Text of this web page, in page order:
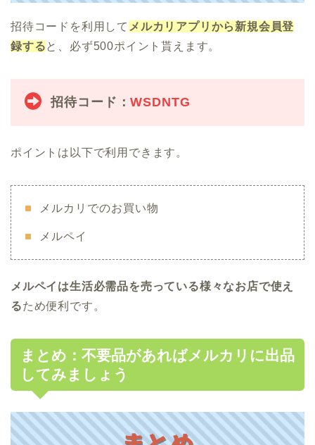
招待コードを利用して メルカリアプリから新規会員登
録すると、必ず500ポイント貰えます。
招待コード：WSDNTG
ポイントは以下で利用できます。
メルカリでのお買い物
メルペイ
メルペイは生活必需品を売っている様々なお店で使え
るため便利です。
まとめ：不要品があればメルカリに出品
してみましょう